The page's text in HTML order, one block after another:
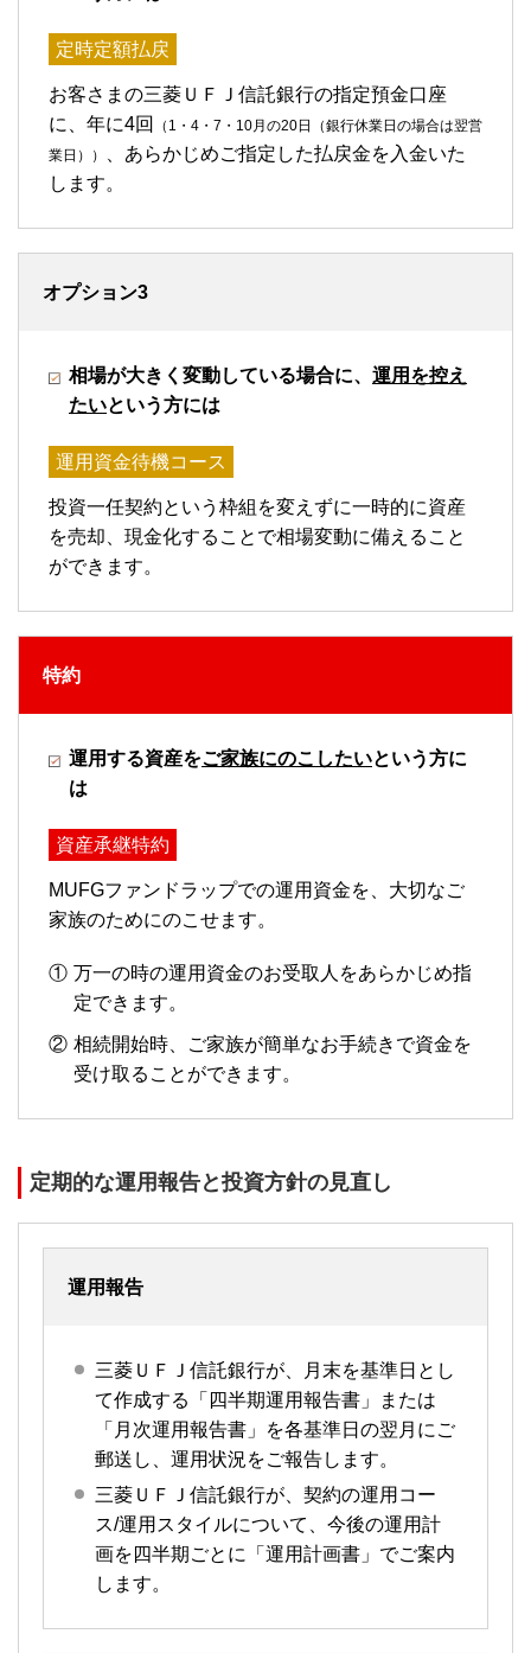
定時定額払戻
お客さまの三菱ＵＦＪ信託銀行の指定預金口座
に、年に4回
（1・4・7・10月の20日（銀行休業日の場合は翌営
業日））
、あらかじめご指定した払戻金を入金いた
します。
オプション3
相場が大きく変動している場合に、 運用を控え
たいという方には
運用資金待機コース
投資一任契約という枠組を変えずに一時的に資産
を売却、現金化することで相場変動に備えること
ができます。
特約
運用する資産をご家族にのこしたいという方に
は
資産承継特約
MUFGファンドラップでの運用資金を、大切なご
家族のためにのこせます。
万一の時の運用資金のお受取人をあらかじめ指
定できます。
相続開始時、ご家族が簡単なお手続きで資金を
受け取ることができます。
定期的な運用報告と投資方針の見直し
運用報告
三菱ＵＦＪ信託銀行が、月末を基準日とし
て作成する「四半期運用報告書」または
「月次運用報告書」を各基準日の翌月にご
郵送し、運用状況をご報告します。
三菱ＵＦＪ信託銀行が、契約の運用コー
ス/運用スタイルについて、今後の運用計
画を四半期ごとに「運用計画書」でご案内
します。